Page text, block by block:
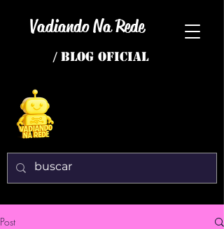
Vadiando Na Rede
/ BLOG OFICIAL
Post